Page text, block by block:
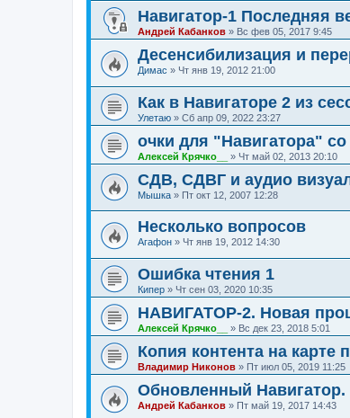
Навигатор-1 Последняя
Андрей Кабанков » Вс фев 05, 2017 9:45
Десенсибилизация и
Димас » Чт янв 19, 2012 21:00
Как в Навигаторе 2 из
Улетаю » Сб апр 09, 2022 23:27
очки для "Навигатора"
Алексей Крячко__ » Чт май 02, 2013 20:10
СДВ, СДВГ и аудио
Мышка » Пт окт 12, 2007 12:28
Несколько вопросов
Агафон » Чт янв 19, 2012 14:30
Ошибка чтения 1
Кипер » Чт сен 03, 2020 10:35
НАВИГАТОР-2. Новая
Алексей Крячко__ » Вс дек 23, 2018 5:01
Копия контента на
Владимир Никонов » Пт июл 05, 2019 11:25
Обновленный Навигатор.
Андрей Кабанков » Пт май 19, 2017 14:43